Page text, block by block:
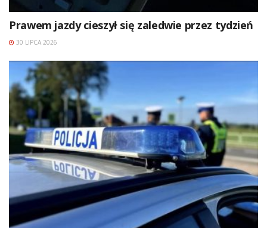
Prawem jazdy cieszył się zaledwie przez tydzień
30 LIPCA 2026